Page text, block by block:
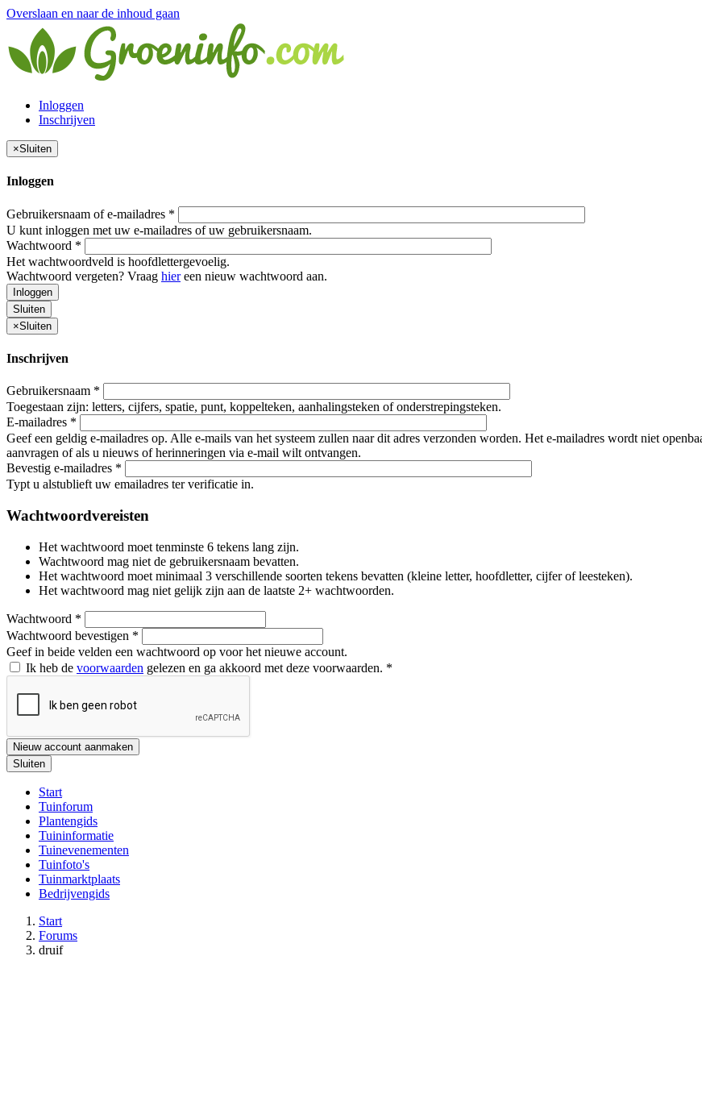
Overslaan en naar de inhoud gaan
Inloggen
Inschrijven
×Sluiten
Inloggen
Gebruikersnaam of e-mailadres *
U kunt inloggen met uw e-mailadres of uw gebruikersnaam.
Wachtwoord *
Het wachtwoordveld is hoofdlettergevoelig.
Wachtwoord vergeten? Vraag hiereen nieuw wachtwoord aan.
Inloggen
Sluiten
×Sluiten
Inschrijven
Gebruikersnaam *
Toegestaan zijn: letters, cijfers, spatie, punt, koppelteken, aanhalingsteken of onderstrepingsteken.
E-mailadres *
Geef een geldig e-mailadres op. Alle e-mails van het systeem zullen naar dit adres verzonden worden. Het e-mailadres wordt niet
aanvragen of als u nieuws of herinneringen via e-mail wilt ontvangen.
Bevestig e-mailadres *
Typt u alstublieft uw emailadres ter verificatie in.
Wachtwoordvereisten
Het wachtwoord moet tenminste 6 tekens lang zijn.
Wachtwoord mag niet de gebruikersnaam bevatten.
Het wachtwoord moet minimaal 3 verschillende soorten tekens bevatten (kleine letter, hoofdletter, cijfer of leesteken).
Het wachtwoord mag niet gelijk zijn aan de laatste 2+ wachtwoorden.
Wachtwoord *
Wachtwoord bevestigen *
Geef in beide velden een wachtwoord op voor het nieuwe account.
Ik heb de voorwaarden gelezen en ga akkoord met deze voorwaarden. *
Nieuw account aanmaken
Sluiten
Start
Tuinforum
Plantengids
Tuininformatie
Tuinevenementen
Tuinfoto's
Tuinmarktplaats
Bedrijvengids
Start
Forums
druif